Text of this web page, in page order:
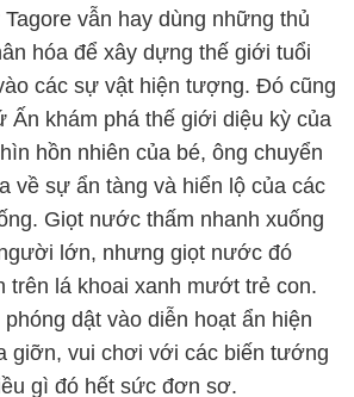
vẫn hay dùng những thủ
hóa để xây dựng thế giới tuổi
các sự vật hiện tượng. Đó cũng
Ấn khám phá thế giới diệu kỳ của
hồn nhiên của bé, ông chuyển
về sự ẩn tàng và hiển lộ của các
Giọt nước thấm nhanh xuống
lớn, nhưng giọt nước đó
trên lá khoai xanh mướt trẻ con.
dật vào diễn hoạt ẩn hiện
giỡn, vui chơi với các biến tướng
gì đó hết sức đơn sơ.